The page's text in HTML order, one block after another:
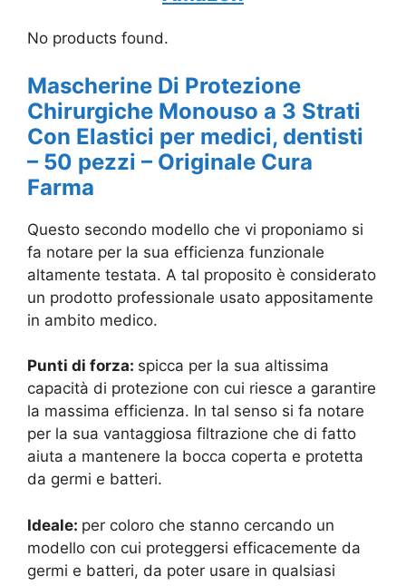
No products found.
Mascherine Di Protezione
Chirurgiche Monouso a 3 Strati
Con Elastici per medici, dentisti
– 50 pezzi – Originale Cura
Farma
Questo secondo modello che vi proponiamo si
fa notare per la sua efficienza funzionale
altamente testata. A tal proposito è considerato
un prodotto professionale usato appositamente
in ambito medico.
Punti di forza: spicca per la sua altissima
capacità di protezione con cui riesce a garantire
la massima efficienza. In tal senso si fa notare
per la sua vantaggiosa filtrazione che di fatto
aiuta a mantenere la bocca coperta e protetta
da germi e batteri.
Ideale: per coloro che stanno cercando un
modello con cui proteggersi efficacemente da
germi e batteri, da poter usare in qualsiasi